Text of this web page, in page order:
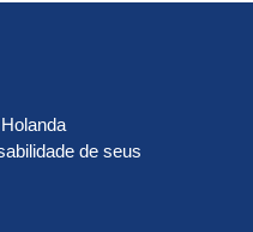
de seus